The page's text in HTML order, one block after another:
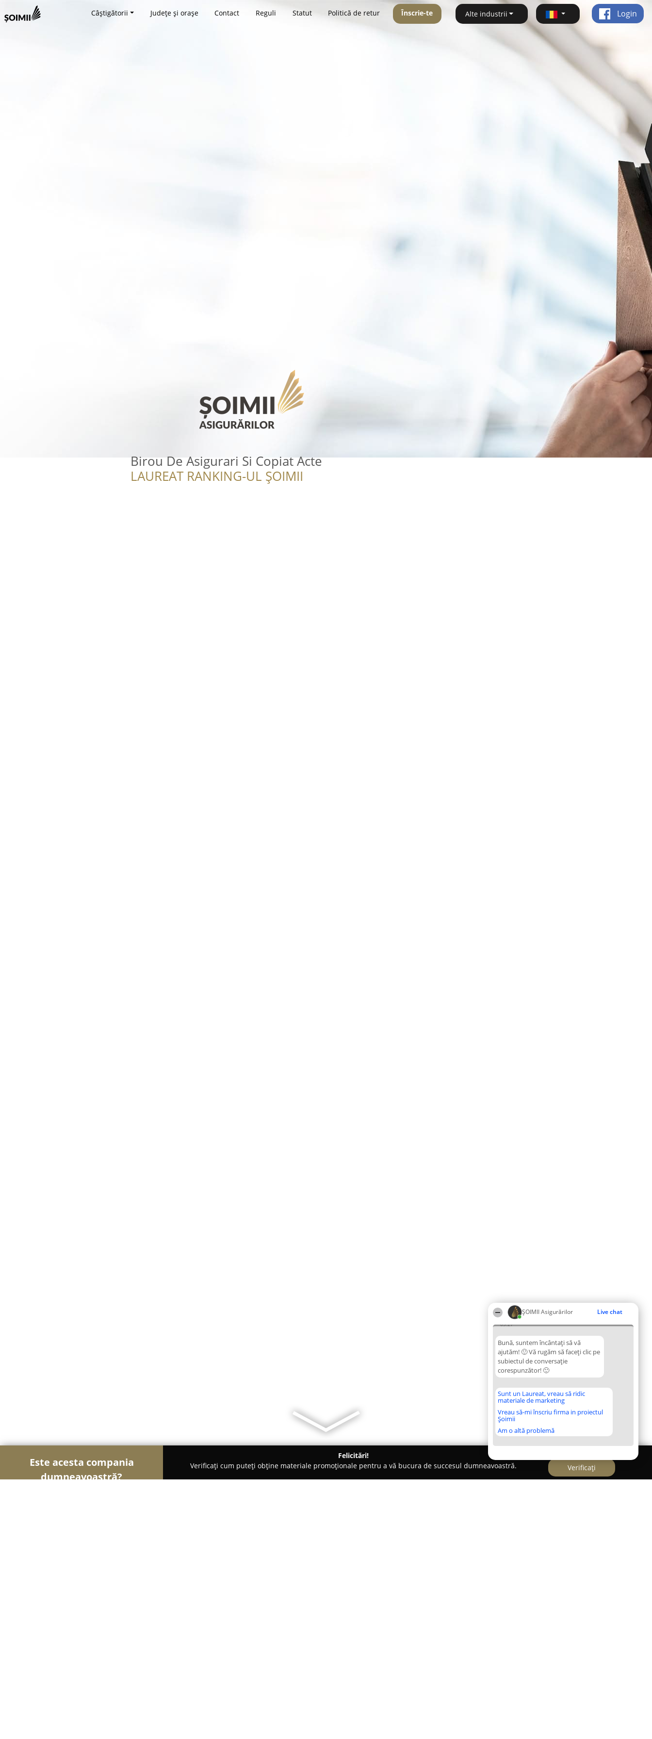
ȘOIMII Asigurărilor Live chat
03:27
Bună, suntem încântați să vă
ajutăm! 🙂 Vă rugăm să faceți clic pe
subiectul de conversație
corespunzător! 🙂
Sunt un Laureat, vreau să ridic
materiale de marketing
Vreau să-mi înscriu firma in proiectul
Șoimii
Am o altă problemă
Câștigătorii Județe și orașe Contact Reguli Statut Politică de retur Înscrie-te Alte industrii Login
Birou De Asigurari Si Copiat Acte
LAUREAT RANKING-UL ȘOIMII
Este acesta compania
dumneavoastră?
Felicitări!
Verificați cum puteți obține materiale promoționale pentru a vă bucura de succesul dumneavoastră.
Verificați